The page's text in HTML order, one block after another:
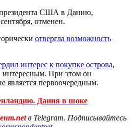
США в Данию,
отменен.
отвергла возможность
интерес к покупке острова,
интересным. При этом он
является первоочередным.
Дания в шоке
в Telegram. Подписывайтесь